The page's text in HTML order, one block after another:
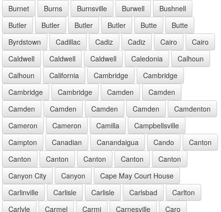
Burnet
Burns Burnsville Burwell
Bushnell
Butler
Butler Butler Butler Butte
Butte
Byrdstown
Cadillac Cadiz Cadiz Cairo
Cairo
Caldwell
Caldwell Caldwell Caledonia
Calhoun
Calhoun
California Cambridge
Cambridge
Cambridge
Cambridge Camden
Camden
Camden
Camden Camden Camden
Camdenton
Cameron
Cameron Camilla
Campbellsville
Campton
Canadian Canandaigua Cando
Canton
Canton
Canton Canton Canton
Canton
Canyon City
Canyon
Cape May Court House
Carlinville
Carlisle Carlisle Carlsbad
Carlton
Carlyle
Carmel Carmi Carnesville Caro